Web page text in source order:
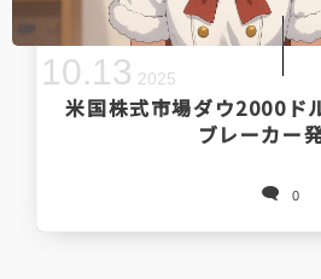
米国株式市場ダウ2000ド
ブレーカー
0
10.13 2025